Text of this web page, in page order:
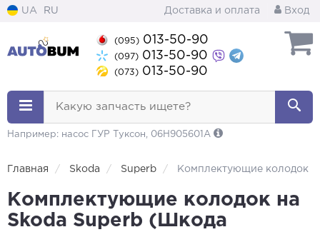
UA RU Доставка и оплата Вход
(095) 013-50-90
(097) 013-50-90
(073) 013-50-90
Какую запчасть ищете?
Например: насос ГУР Туксон, 06H905601A
Главная Skoda Superb Комплектующие колодок
Комплектующие колодок на
Skoda Superb (Шкода